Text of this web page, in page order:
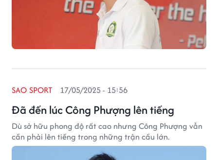
Đã đến lúc Công Phượng lên tiếng
SAO SPORT 17/05/2025 - 15:56
Dù sở hữu phong độ rất cao nhưng Công Phượng vẫn
cần phải lên tiếng trong những trận cầu lớn.